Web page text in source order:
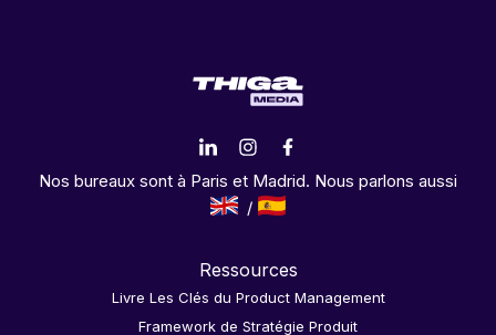
Nos bureaux sont à Paris et Madrid. Nous parlons aussi
Ressources
Livre Les Clés du Product Management
Framework de Stratégie Produit